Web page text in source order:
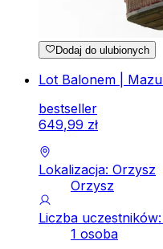
Dodaj do ulubionych
Lot Balonem |
bestseller
649,99 zł
Lokalizacja: Orzysz
Orzysz
Liczba
1 osoba